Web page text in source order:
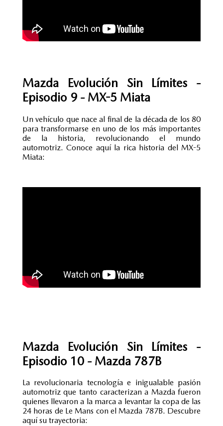
Mazda Evolución Sin Límites -
Episodio 9 - MX-5 Miata
Un vehículo que nace al final de la década de los 80
para transformarse en uno de los más importantes
de la historia, revolucionando el mundo
automotriz. Conoce aquí la rica historia del MX-5
Miata:
Mazda Evolución Sin Límites -
Episodio 10 - Mazda 787B
La revolucionaria tecnología e inigualable pasión
automotriz que tanto caracterizan a Mazda fueron
quienes llevaron a la marca a levantar la copa de las
24 horas de Le Mans con el Mazda 787B. Descubre
aquí su trayectoria: